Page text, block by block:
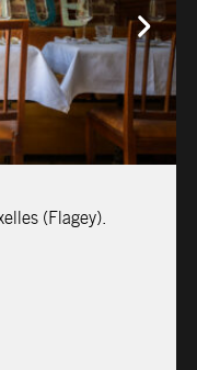
(Flagey).